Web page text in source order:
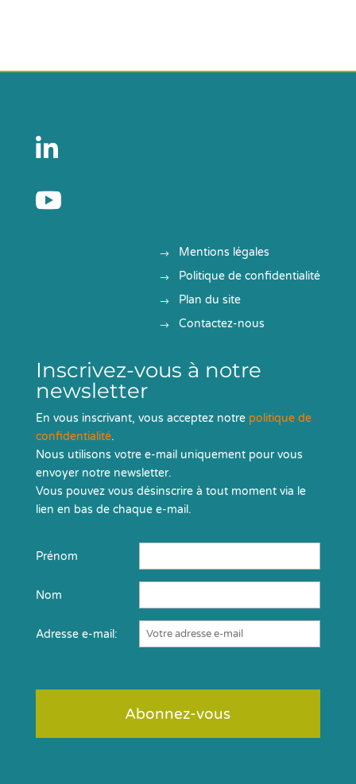


Mentions légales
Politique de confidentialité
Plan du site
Contactez-nous
Inscrivez-vous à notre
newsletter
En vous inscrivant, vous acceptez notre politique de
confidentialité.
Nous utilisons votre e-mail uniquement pour vous
envoyer notre newsletter.
Vous pouvez vous désinscrire à tout moment via le
lien en bas de chaque e-mail.
Prénom
Nom
Adresse e-mail: